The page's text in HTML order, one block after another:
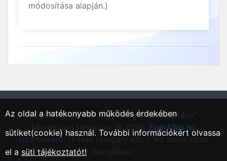
módosítása alapján.)
"Eger, Heves vármegyei régió állásportálja"
Minden jog fentartva © 2026. EgerAllas.hu
Üzemeltető: IT-Nav Hungary Kft. | "Az elsők közé
Az oldal a hatékonyabb működés érdekében
sütiket(cookie) használ. További információkért olvassa
el a süti tájékoztatót!